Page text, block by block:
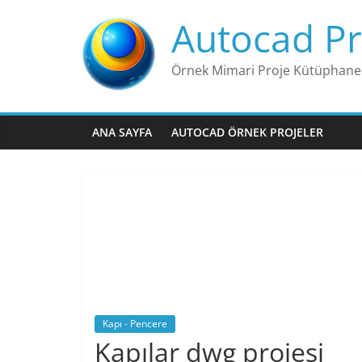
Autocad
Örnek Mimari Proje
ANA SAYFA AUTOCAD ÖRNEK PROJELER
Kapı - Pencere
Kapılar dwg projesi